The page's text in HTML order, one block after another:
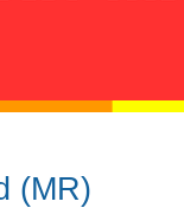
(MR)